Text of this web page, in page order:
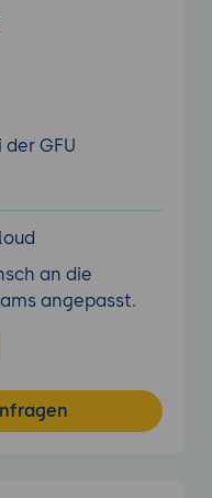
GFU
an die
angepasst.